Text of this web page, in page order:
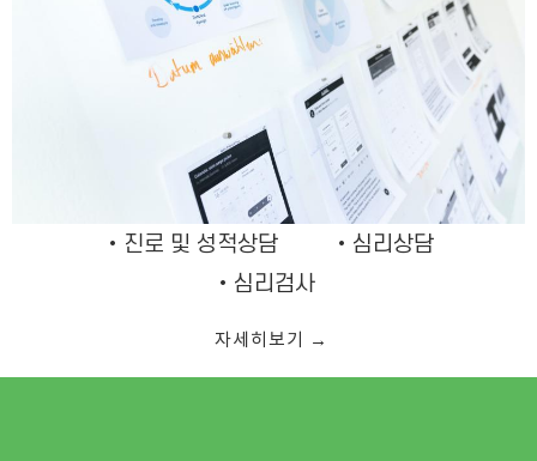
•진로 및 성적상담 •심리상담
• 심리검사
자세히보기 →